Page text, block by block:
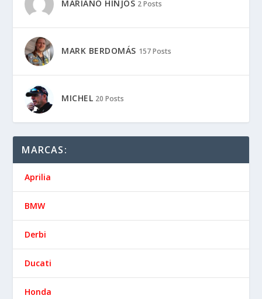
MARIANO HINJOS 2 Posts
MARK BERDOMÁS 157 Posts
MICHEL 20 Posts
MARCAS:
Aprilia
BMW
Derbi
Ducati
Honda